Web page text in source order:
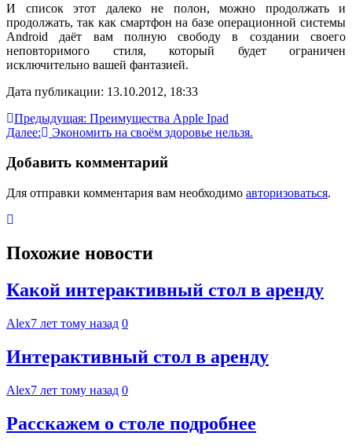
И список этот далеко не полон, можно продолжать и
продолжать, так как смартфон на базе операционной системы
Android даёт вам полную свободу в создании своего
неповторимого стиля, который будет ограничен
исключительно вашей фантазией.
Дата публикации: 13.10.2012, 18:33
Навигация
по
записям
Предыдущая: Преимущества Аpple Ipad
Далее:
Экономить на своём здоровье нельзя.
Добавить комментарий
Для отправки комментария вам необходимо авторизоваться.
Похожие новости
Какой интерактивный стол в аренду
Alex7 лет тому назад 0
Интерактивный стол в аренду
Alex7 лет тому назад 0
Расскажем о столе подробнее